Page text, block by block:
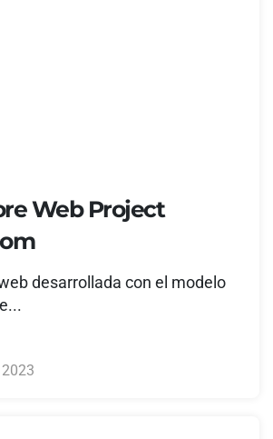
Web Project
desarrollada con el modelo